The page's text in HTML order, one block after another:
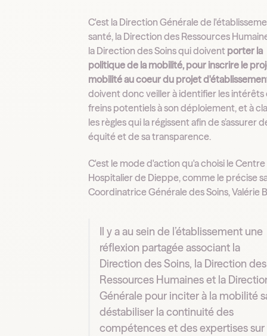
C'est la Direction Générale de
santé, la Direction des Ressources
la Direction des Soins qui doivent porter la
politique de la mobilité, pour inscrire le
mobilité au coeur du projet
doivent donc veiller à identifier les intérêts
freins potentiels à son déploiement, et à
les règles qui la régissent afin de s’assurer
équité et de sa transparence.
C'est le mode d'action qu'a choisi le Centre
Hospitalier de Dieppe, comme le précise
Coordinatrice Générale des Soins, Valérie
Il y a au sein de l’établissement une
réflexion partagée associant la
Direction des Soins, la Direction des
Ressources Humaines et la
Générale pour inciter à la mobilité
déstabiliser la continuité des
compétences et des expertises sur